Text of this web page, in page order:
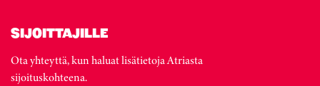
SIJOITTAJILLE
Ota yhteyttä, kun haluat lisätietoja Atriasta
sijoituskohteena.